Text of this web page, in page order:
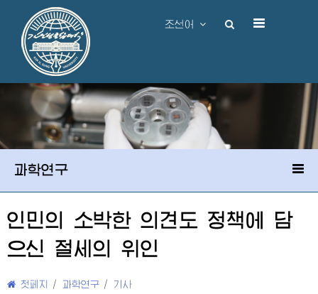
조선어
과학연구
인민의 소박한 의견도 정책에 담
으신 절세의 위인
첫페지 / 과학연구 / 기사